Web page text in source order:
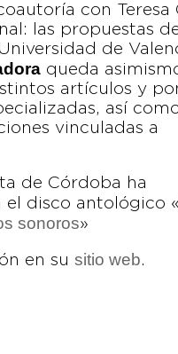
con Teresa
las propuestas
de
queda
artículos y
así
vinculadas a
de Córdoba ha
el disco antológico «
sonoros»
en su sitio web.